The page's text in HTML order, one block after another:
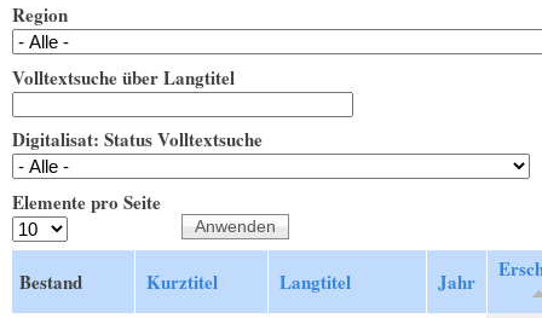
Region
Volltextsuche über Langtitel
Digitalisat: Status Volltextsuche
Elemente pro Seite
Bestand Kurztitel Langtitel Jahr